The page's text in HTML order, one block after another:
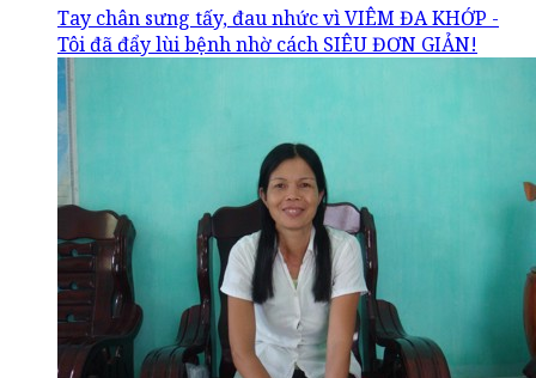
Tay chân sưng tấy, đau nhức vì VIÊM ĐA KHỚP -
Tôi đã đẩy lùi bệnh nhờ cách SIÊU ĐƠN GIẢN!